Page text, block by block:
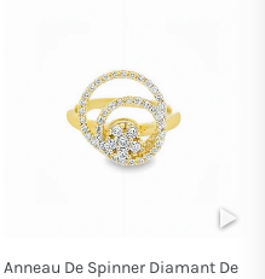
Anneau De Spinner Diamant De